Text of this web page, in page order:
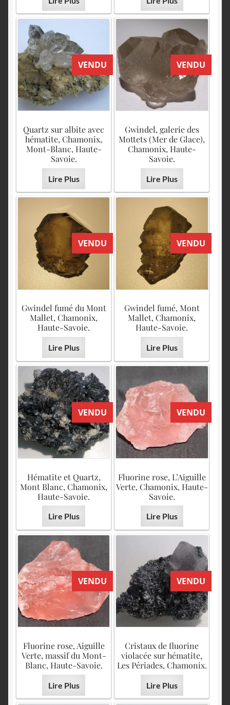
VENDU
Quartz sur albite avec
hématite, Chamonix,
Mont-Blanc, Haute-
Savoie.
Lire Plus
VENDU
Gwindel, galerie des
Mottets (Mer de Glace),
Chamonix, Haute-
Savoie.
Lire Plus
VENDU
Gwindel fumé du Mont
Mallet, Chamonix,
Haute-Savoie.
Lire Plus
VENDU
Gwindel fumé, Mont
Mallet, Chamonix,
Haute-Savoie.
Lire Plus
VENDU
Hématite et Quartz,
Mont Blanc, Chamonix,
Haute-Savoie.
Lire Plus
VENDU
Fluorine rose, L’Aiguille
Verte, Chamonix, Haute-
Savoie.
Lire Plus
VENDU
Fluorine rose, Aiguille
Verte, massif du Mont-
Blanc, Haute-Savoie.
Lire Plus
VENDU
Cristaux de fluorine
violacée sur hématite,
Les Périades, Chamonix.
Lire Plus